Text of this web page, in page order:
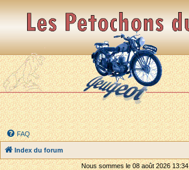
FAQ
Index du forum
Nous sommes le 08 août 2026 13:34